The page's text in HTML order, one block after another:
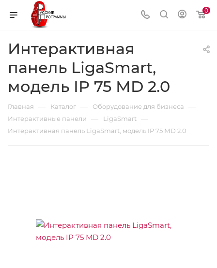
0
Интерактивная
панель LigaSmart,
модель IP 75 МD 2.0
Главная — Каталог — Оборудование для бизнеса —
Интерактивные панели — LigaSmart —
Интерактивная панель LigaSmart, модель IP 75 МD 2.0